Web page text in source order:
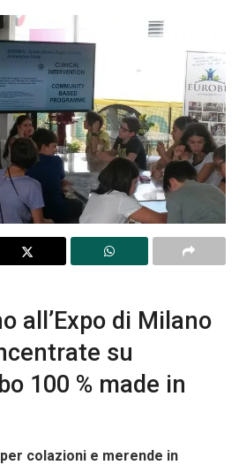
all’Expo di Milano
su
100 % made in
colazioni e merende in